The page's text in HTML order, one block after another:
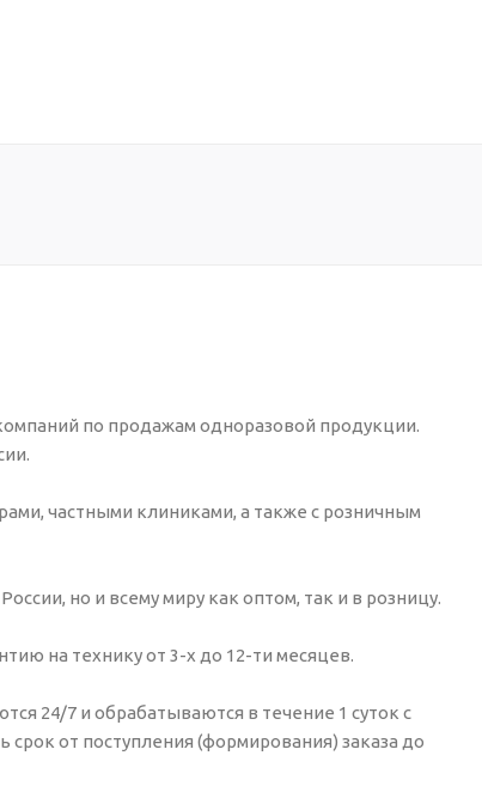
по продажам одноразовой продукции.
частными клиниками, а также с розничным
но и всему миру как оптом, так и в розницу.
на технику от 3-х до 12-ти месяцев.
24/7 и обрабатываются в течение 1 суток с
срок от поступления (формирования) заказа до